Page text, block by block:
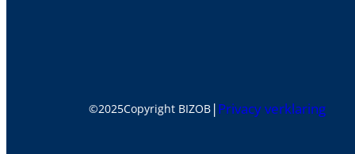
©2025Copyright BIZOB |Privacy verklaring